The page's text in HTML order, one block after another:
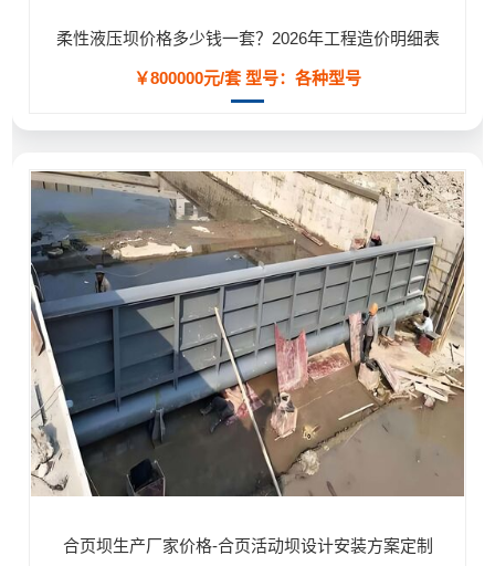
柔性液压坝价格多少钱一套？2026年工程造价明细表
￥800000元/套型号：各种型号
合页坝生产厂家价格-合页活动坝设计安装方案定制